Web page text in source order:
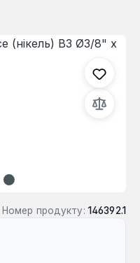
Номер продукту: 146392.1